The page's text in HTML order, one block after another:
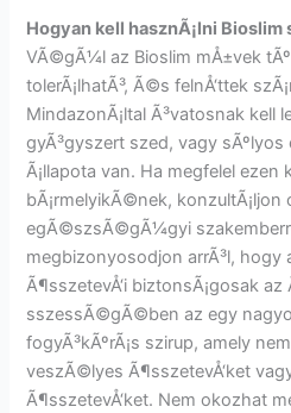
Hogyan kell hasznÃ¡lni Bioslim
VÃ©gÃ¼l az Bioslim mÅ±vek
tolerÃ¡lhatÃ³, Ã©s felnÅ‘ttek
MindazonÃ¡ltal Ã³vatosnak kell
gyÃ³gyszert szed, vagy
Ã¡llapota van. Ha megfelel
bÃ¡rmelyikÃ©nek, konzultÃ¡ljon
egÃ©szsÃ©gÃ¼gyi
megbizonyosodjon arrÃ³l, hogy
Ã¶sszetevÅ‘i biztonsÃ¡gosak az
sszessÃ©gÃ©ben az egy
fogyÃ³kÃºrÃ¡s szirup, amely
veszÃ©lyes Ã¶sszetevÅ‘ket
Ã¶sszetevÅ‘ket. Nem okozhat